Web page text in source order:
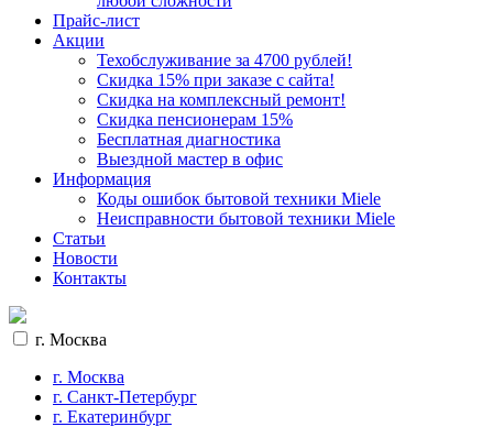
Прайс-лист
Акции
Техобслуживание за 4700 рублей!
Cкидка 15% при заказе с сайта!
Скидка на комплексный ремонт!
Скидка пенсионерам 15%
Бесплатная диагностика
Выездной мастер в офис
Информация
Коды ошибок бытовой техники Miele
Неисправности бытовой техники Miele
Статьи
Новости
Контакты
г. Москва
г. Москва
г. Санкт-Петербург
г. Екатеринбург